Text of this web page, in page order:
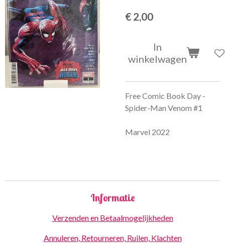
€ 2,00
In
winkelwagen
Free Comic Book Day -
Spider-Man Venom #1
Marvel 2022
Informatie
Verzenden en Betaalmogelijkheden
Annuleren, Retourneren, Ruilen, Klachten